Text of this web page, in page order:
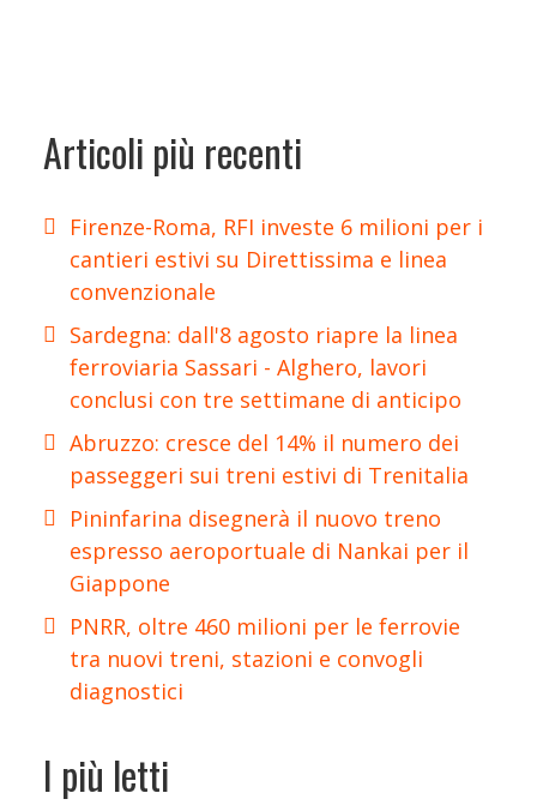
Articoli più recenti
Firenze-Roma, RFI investe 6 milioni per i
cantieri estivi su Direttissima e linea
convenzionale
Sardegna: dall'8 agosto riapre la linea
ferroviaria Sassari - Alghero, lavori
conclusi con tre settimane di anticipo
Abruzzo: cresce del 14% il numero dei
passeggeri sui treni estivi di Trenitalia
Pininfarina disegnerà il nuovo treno
espresso aeroportuale di Nankai per il
Giappone
PNRR, oltre 460 milioni per le ferrovie
tra nuovi treni, stazioni e convogli
diagnostici
I più letti